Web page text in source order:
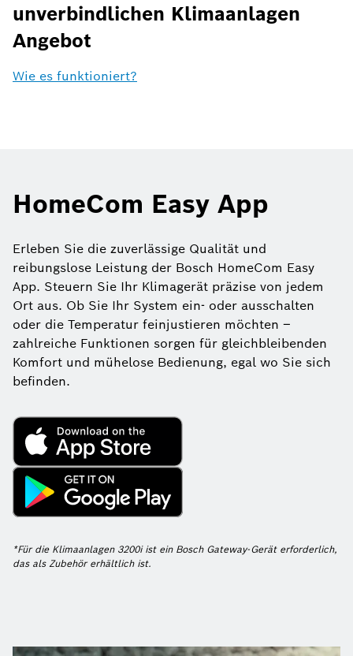
unverbindlichen Klimaanlagen
Angebot
Wie es funktioniert?
HomeCom Easy App
Erleben Sie die zuverlässige Qualität und
reibungslose Leistung der Bosch HomeCom Easy
App. Steuern Sie Ihr Klimagerät präzise von jedem
Ort aus. Ob Sie Ihr System ein- oder ausschalten
oder die Temperatur feinjustieren möchten –
zahlreiche Funktionen sorgen für gleichbleibenden
Komfort und mühelose Bedienung, egal wo Sie sich
befinden.
*Für die Klimaanlagen 3200i ist ein Bosch Gateway-Gerät erforderlich,
das als Zubehör erhältlich ist.